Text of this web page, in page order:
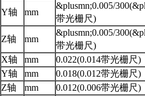
Y轴 mm
&plusmn;0.005/
带光栅尺)
Z轴 mm
&plusmn;0.005/
带光栅尺)
X轴
mm 0.022(0.014带光栅尺)
Y轴
mm 0.018(0.012带光栅尺)
Z轴
mm 0.012(0.006带光栅尺)